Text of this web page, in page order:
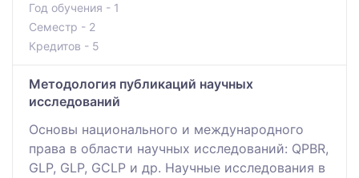
Год обучения - 1
Семестр - 2
Кредитов - 5
Методология публикаций научных
исследований
Основы национального и международного
права в области научных исследований: QPBR,
GLP, GLP, GCLP и др. Научные исследования в